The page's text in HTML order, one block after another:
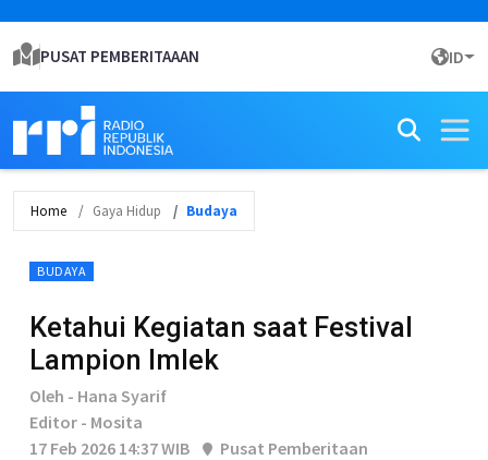
PUSAT PEMBERITAAAN ID
Home Gaya Hidup Budaya
BUDAYA
Ketahui Kegiatan saat Festival
Lampion Imlek
Oleh - Hana Syarif
Editor - Mosita
17 Feb 2026 14:37 WIB
Pusat Pemberitaan